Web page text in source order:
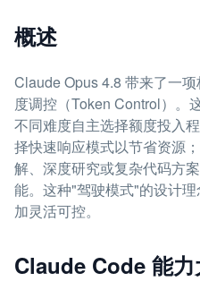
概述
Claude Opus 4.8 带来了一
度调控（Token Control）。
不同难度自主选择额度投入
择快速响应模式以节省资源
解、深度研究或复杂代码方
能。这种"驾驶模式"的设计
加灵活可控。
Claude Code 能